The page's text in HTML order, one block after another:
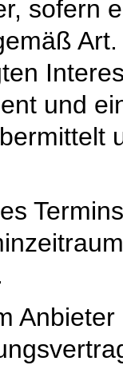
sofern
und
Anbieter